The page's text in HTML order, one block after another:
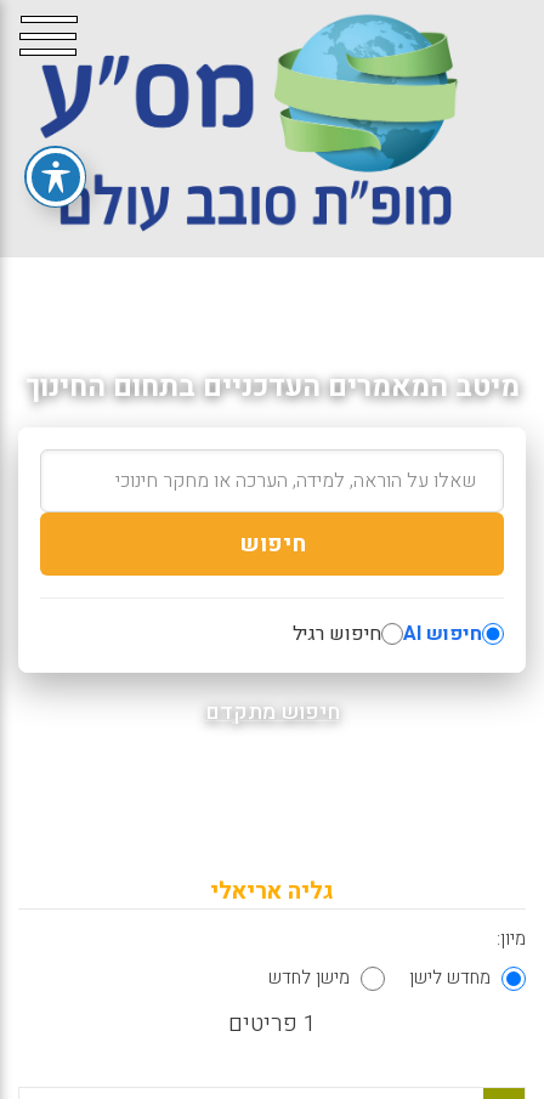
מיטב המאמרים העדכניים בתחום החינוך
חיפוש
חיפוש AI חיפוש רגיל
חיפוש מתקדם
גליה אריאלי
מיון:
מחדש לישן
מישן לחדש
1 פריטים